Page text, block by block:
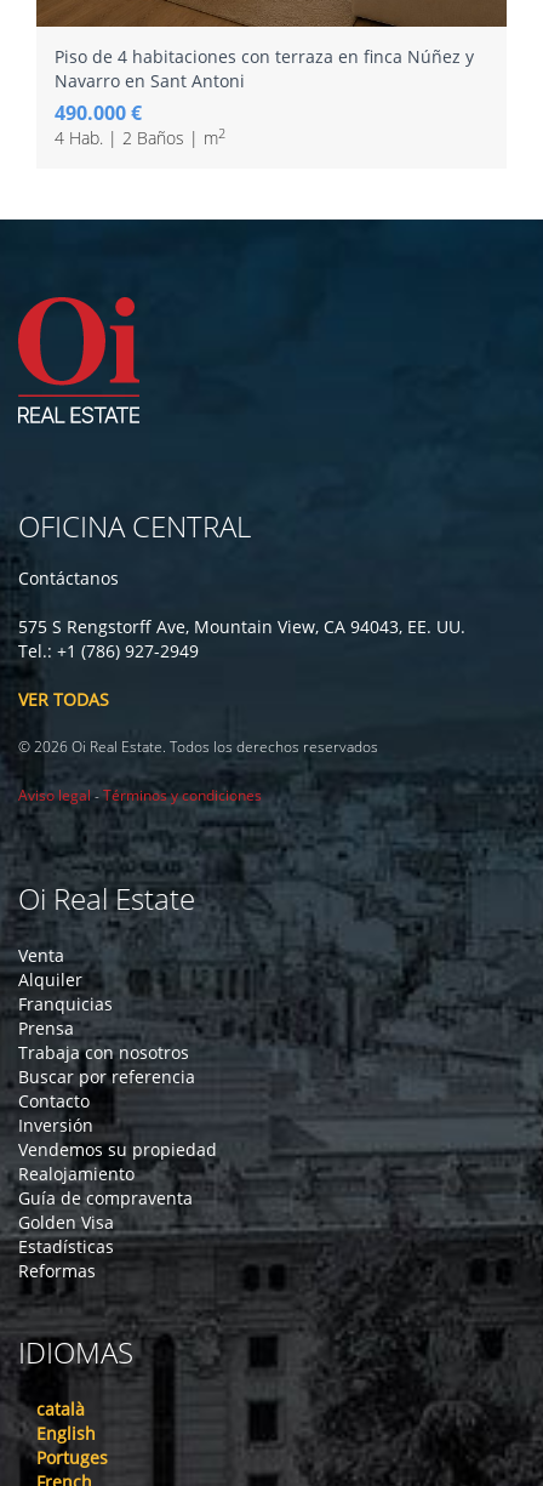
Piso de 4 habitaciones con terraza en finca Núñez y
Navarro en Sant Antoni
490.000 €
4 Hab. | 2 Baños | m2
OFICINA CENTRAL
Contáctanos
575 S Rengstorff Ave, Mountain View, CA 94043, EE. UU.
Tel.: +1 (786) 927-2949
VER TODAS
© 2026 Oi Real Estate. Todos los derechos reservados
Aviso legal -Términos y condiciones
Oi Real Estate
Venta
Alquiler
Franquicias
Prensa
Trabaja con nosotros
Buscar por referencia
Contacto
Inversión
Vendemos su propiedad
Realojamiento
Guía de compraventa
Golden Visa
Estadísticas
Reformas
IDIOMAS
català
English
Portuges
French